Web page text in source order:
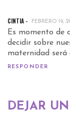
CINTIA - FEBRERO 19,
Es momento de
decidir sobre
maternidad será
RESPONDER
DEJAR UN